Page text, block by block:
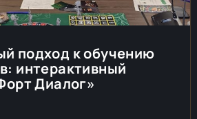
подход к обучению
интерактивный
Диалог»